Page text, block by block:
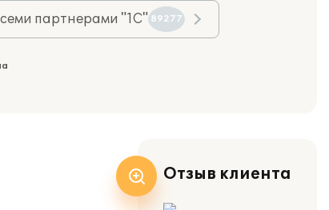
партнерами "1С" 89277
Отзыв клиента